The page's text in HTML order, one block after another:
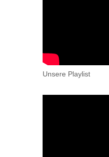
Unsere Playlist